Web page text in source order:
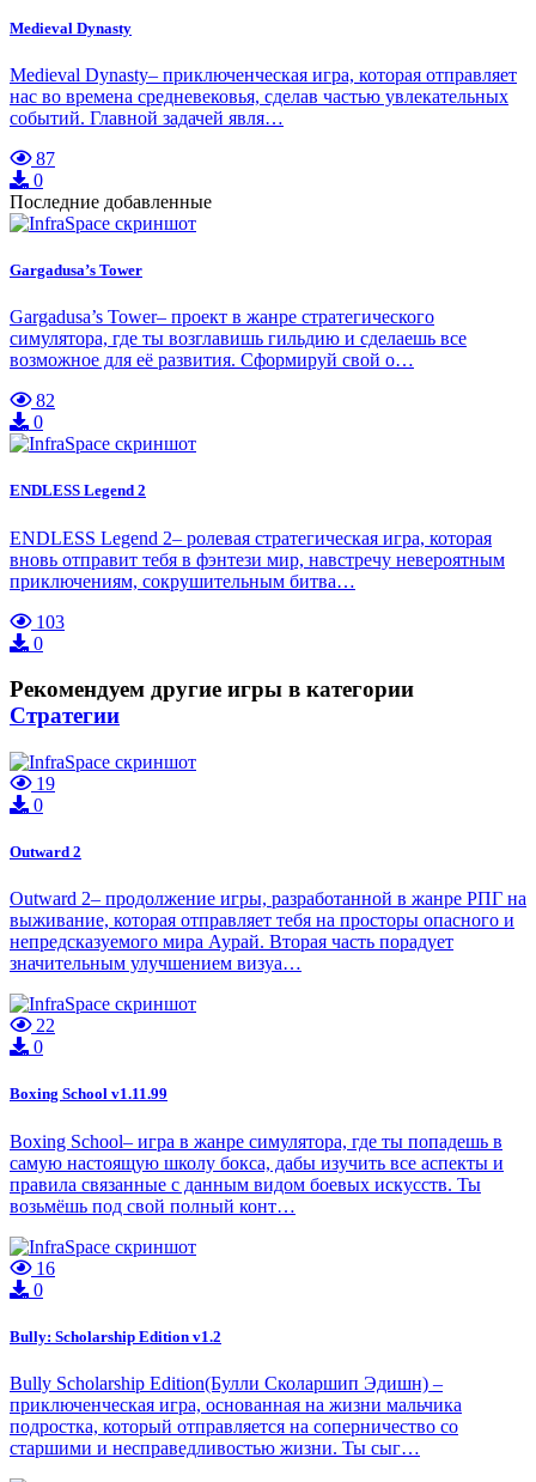
Medieval Dynasty
Medieval Dynasty– приключенческая игра, которая отправляет
нас во времена средневековья, сделав частью увлекательных
событий. Главной задачей явля…
87
0
Последние добавленные
Gargadusa’s Tower
Gargadusa’s Tower– проект в жанре стратегического
симулятора, где ты возглавишь гильдию и сделаешь все
возможное для её развития. Сформируй свой о…
82
0
ENDLESS Legend 2
ENDLESS Legend 2– ролевая стратегическая игра, которая
вновь отправит тебя в фэнтези мир, навстречу невероятным
приключениям, сокрушительным битва…
103
0
Рекомендуем другие игры в категории
Стратегии
19
0
Outward 2
Outward 2– продолжение игры, разработанной в жанре РПГ на
выживание, которая отправляет тебя на просторы опасного и
непредсказуемого мира Аурай. Вторая часть порадует
значительным улучшением визуа…
22
0
Boxing School v1.11.99
Boxing School– игра в жанре симулятора, где ты попадешь в
самую настоящую школу бокса, дабы изучить все аспекты и
правила связанные с данным видом боевых искусств. Ты
возьмёшь под свой полный конт…
16
0
Bully: Scholarship Edition v1.2
Bully Scholarship Edition(Булли Сколаршип Эдишн) –
приключенческая игра, основанная на жизни мальчика
подростка, который отправляется на соперничество со
старшими и несправедливостью жизни. Ты сыг…